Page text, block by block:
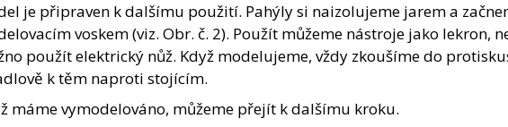
je připraven k dalšímu použití. Pahýly si naizolujeme jarem a
voskem (viz. Obr. č. 2). Použít můžeme nástroje jako lekron,
použít elektrický nůž. Když modelujeme, vždy zkoušíme do
k těm naproti stojícím.
máme vymodelováno, můžeme přejít k dalšímu kroku.